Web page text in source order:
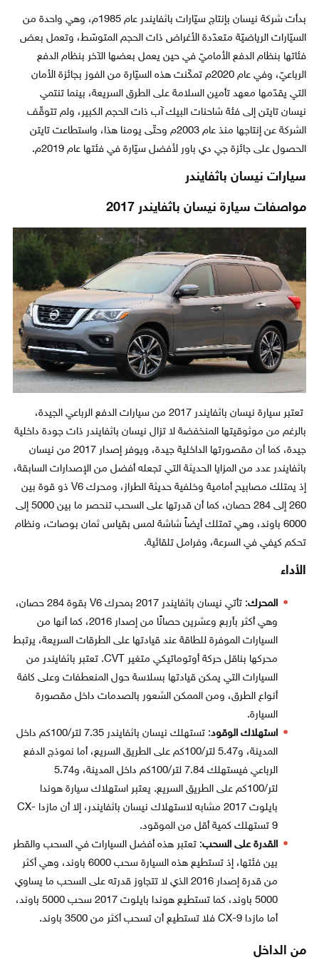
بدأت شركة نيسان بإنتاج سيّارات باثفايندر عام 1985م، وهي واحدة من
السيّارات الرياضيّة متعدّدة الأغراض ذات الحجم المتوسّط، وتعمل بعض
فئاتها بنظام الدفع الأماميّ في حين يعمل بعضها الآخر بنظام الدفع
الرباعيّ، وفي عام 2020م تمكّنت هذه السيّارة من الفوز بجائزة الأمان
التي يقدّمها معهد تأمين السلامة على الطرق السريعة، بينما تنتمي
نيسان تايتن إلى فئة شاحنات البيك آب ذات الحجم الكبير، ولم تتوقّف
الشركة عن إنتاجها منذ عام 2003م وحتّى يومنا هذا، واستطاعت تايتن
الحصول على جائزة جي دي باور لأفضل سيّارة في فئتها عام 2019م.
سيارات نيسان باثفايندر
مواصفات سيارة نيسان باثفايندر 2017
تعتبر سيارة نيسان باثفايندر 2017 من سيارات الدفع الرباعي الجيدة،
بالرغم من موثوقيتها المنخفضة لا تزال نيسان باثفايندر ذات جودة داخلية
جيدة، كما أن مقصورتها الداخلية جيدة، ويوفر إصدار 2017 من نيسان
باثفايندر عدد من المزايا الحديثة التي تجعله أفضل من الإصدارات السابقة،
إذ يمتلك مصابيح أمامية وخلفية حديثة الطراز، ومحرك V6 ذو قوة بين
260 إلى 284 حصان، كما أن قدرتها على السحب تنحصر ما بين 5000 إلى
6000 باوند، وهي تمتلك أيضاً شاشة لمس بقياس ثمان بوصات، ونظام
تحكم كيفي في السرعة، وفرامل تلقائية.
الأداء
المحرك
: تأتي نيسان باثفايندر 2017 بمحرك V6 بقوة 284 حصان،
وهي أكثر بأربع وعشرين حصانًا من إصدار 2016، كما أنها من
السيارات الموفرة للطاقة عند قيادتها على الطرقات السريعة، يرتبط
محركها بناقل حركة أوتوماتيكي متغير CVT. تعتبر باثفايندر من
السيارات التي يمكن قيادتها بسلاسة حول المنعطفات وعلى كافة
أنواع الطرق، ومن الممكن الشعور بالصدمات داخل مقصورة
السيارة.
استهلاك الوقود
: تستهلك نيسان باثفايندر 7.35 لتر/100كم داخل
المدينة، و5.47 لتر/100كم على الطريق السريع، أما نموذج الدفع
الرباعي فيستهلك 7.84 لتر/100كم داخل المدينة، و5.74
لتر/100كم على الطريق السريع. يعتبر استهلاك سيارة هوندا
بايلوت 2017 مشابه لاستهلاك نيسان باثفايندر، إلا أن مازدا CX-
9 تستهلك كمية أقل من الموقود.
القدرة على السحب: تعتبر هذه أفضل السيارات في السحب والقطر
بين فئتها، إذ تستطيع هذه السيارة سحب 6000 باوند، وهي أكثر
من قدرة إصدار 2016 الذي لا تتجاوز قدرته على السحب ما يساوي
5000 باوند، كما تستطيع هوندا بايلوت 2017 سحب 5000 باوند،
أما مازدا CX-9 فلا تستطيع أن تسحب أكثر من 3500 باوند.
من الداخل